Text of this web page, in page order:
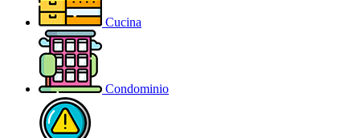
Cucina
Condominio